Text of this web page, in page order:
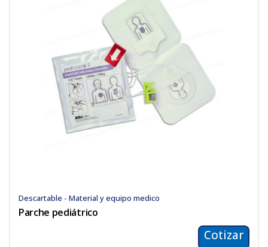
Descartable - Material y equipo medico
Parche pediátrico
Cotizar